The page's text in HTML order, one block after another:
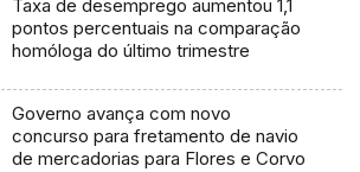
Taxa de desemprego aumentou 1,1
pontos percentuais na comparação
homóloga do último trimestre
Governo avança com novo
concurso para fretamento de navio
de mercadorias para Flores e Corvo